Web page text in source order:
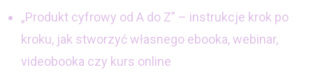
„Produkt cyfrowy od A do Z” – instrukcje krok po
kroku, jak stworzyć własnego ebooka, webinar,
videobooka czy kurs online